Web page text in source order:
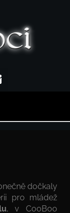
dočkaly
pro mládež
, v CooBoo